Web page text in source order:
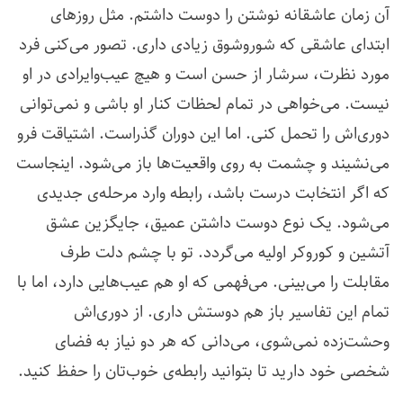
آن زمان عاشقانه نوشتن را دوست داشتم. مثل روزهای
ابتدای عاشقی که شوروشوق زیادی داری. تصور می‌کنی فرد
مورد نظرت، سرشار از حسن است و هیچ عیب‌وایرادی در او
نیست. می‌خواهی در تمام لحظات کنار او باشی و نمی‌توانی
دوری‌اش را تحمل کنی. اما این دوران گذراست. اشتیاقت فرو
می‌نشیند و چشمت به روی واقعیت‌ها باز می‌شود. اینجاست
که اگر انتخابت درست باشد، رابطه وارد مرحله‌ی جدیدی
می‌شود. یک نوع دوست داشتن عمیق، جایگزین عشق
آتشین و کوروکر اولیه می‌گردد. تو با چشم دلت طرف
مقابلت را می‌بینی. می‌فهمی که او هم عیب‌هایی دارد، اما با
تمام این تفاسیر باز هم دوستش داری. از دوری‌اش
وحشت‌زده نمی‌شوی، می‌دانی که هر دو نیاز به فضای
شخصی خود دارید تا بتوانید رابطه‌ی خوب‌تان را حفظ کنید.